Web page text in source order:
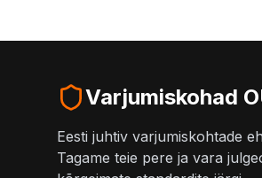
Varjumiskohad
Eesti juhtiv varjumiskohtade
Tagame teie pere ja vara